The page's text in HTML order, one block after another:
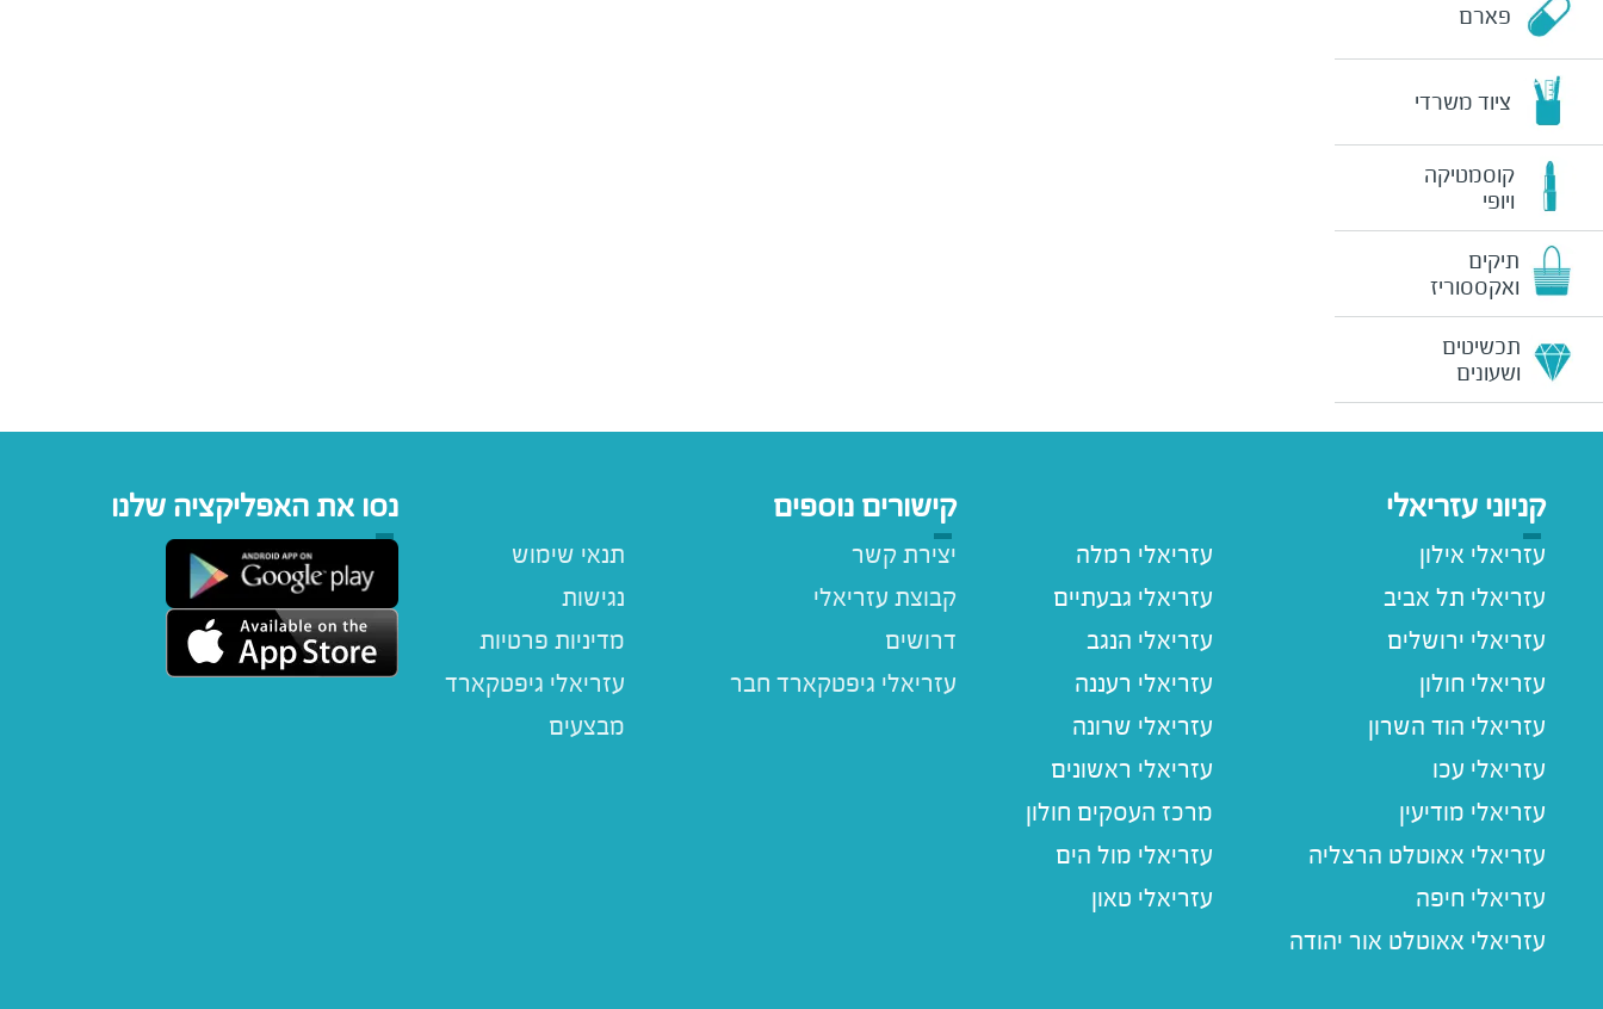
פארם
ציוד משרדי
קוסמטיקה
ויופי
תיקים
ואקססוריז
תכשיטים
ושעונים
קניוני עזריאלי
עזריאלי אילון
עזריאלי תל אביב
עזריאלי ירושלים
עזריאלי חולון
עזריאלי הוד השרון
עזריאלי עכו
עזריאלי מודיעין
עזריאלי אאוטלט הרצליה
עזריאלי חיפה
עזריאלי אאוטלט אור יהודה
עזריאלי רמלה
עזריאלי גבעתיים
עזריאלי הנגב
עזריאלי רעננה
עזריאלי שרונה
עזריאלי ראשונים
מרכז העסקים חולון
עזריאלי מול הים
עזריאלי טאון
קישורים נוספים
תנאי שימוש
נגישות
מדיניות פרטיות
עזריאלי גיפטקארד
מבצעים
יצירת קשר
קבוצת עזריאלי
דרושים
נסו את האפליקציה שלנו